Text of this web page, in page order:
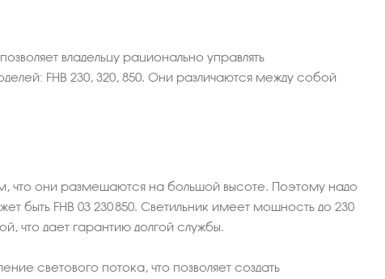
владельцу рационально управлять
FHB 230, 320, 850. Они различаются между собой
что они размещаются на большой высоте. Поэтому надо
FHB 03 230 850. Светильник имеет мощность до 230
что дает гарантию долгой службы.
светового потока, что позволяет создать